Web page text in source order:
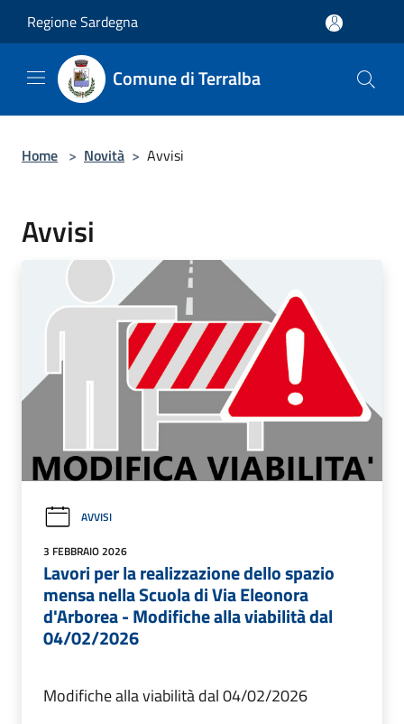
Regione Sardegna
Comune di Terralba
Home > Novità > Avvisi
Avvisi
AVVISI
3 FEBBRAIO 2026
Lavori per la realizzazione dello spazio
mensa nella Scuola di Via Eleonora
d'Arborea - Modifiche alla viabilità dal
04/02/2026
Modifiche alla viabilità dal 04/02/2026